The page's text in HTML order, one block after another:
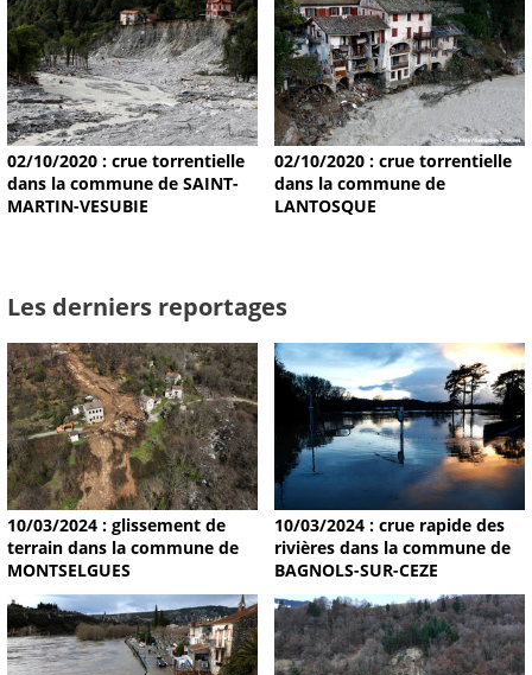
02/10/2020 : crue torrentielle
dans la commune de SAINT-
MARTIN-VESUBIE
02/10/2020 : crue torrentielle
dans la commune de
LANTOSQUE
Les derniers reportages
10/03/2024 : glissement de
terrain dans la commune de
MONTSELGUES
10/03/2024 : crue rapide des
rivières dans la commune de
BAGNOLS-SUR-CEZE